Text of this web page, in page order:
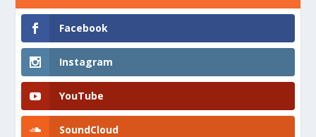
Facebook
Instagram
YouTube
SoundCloud